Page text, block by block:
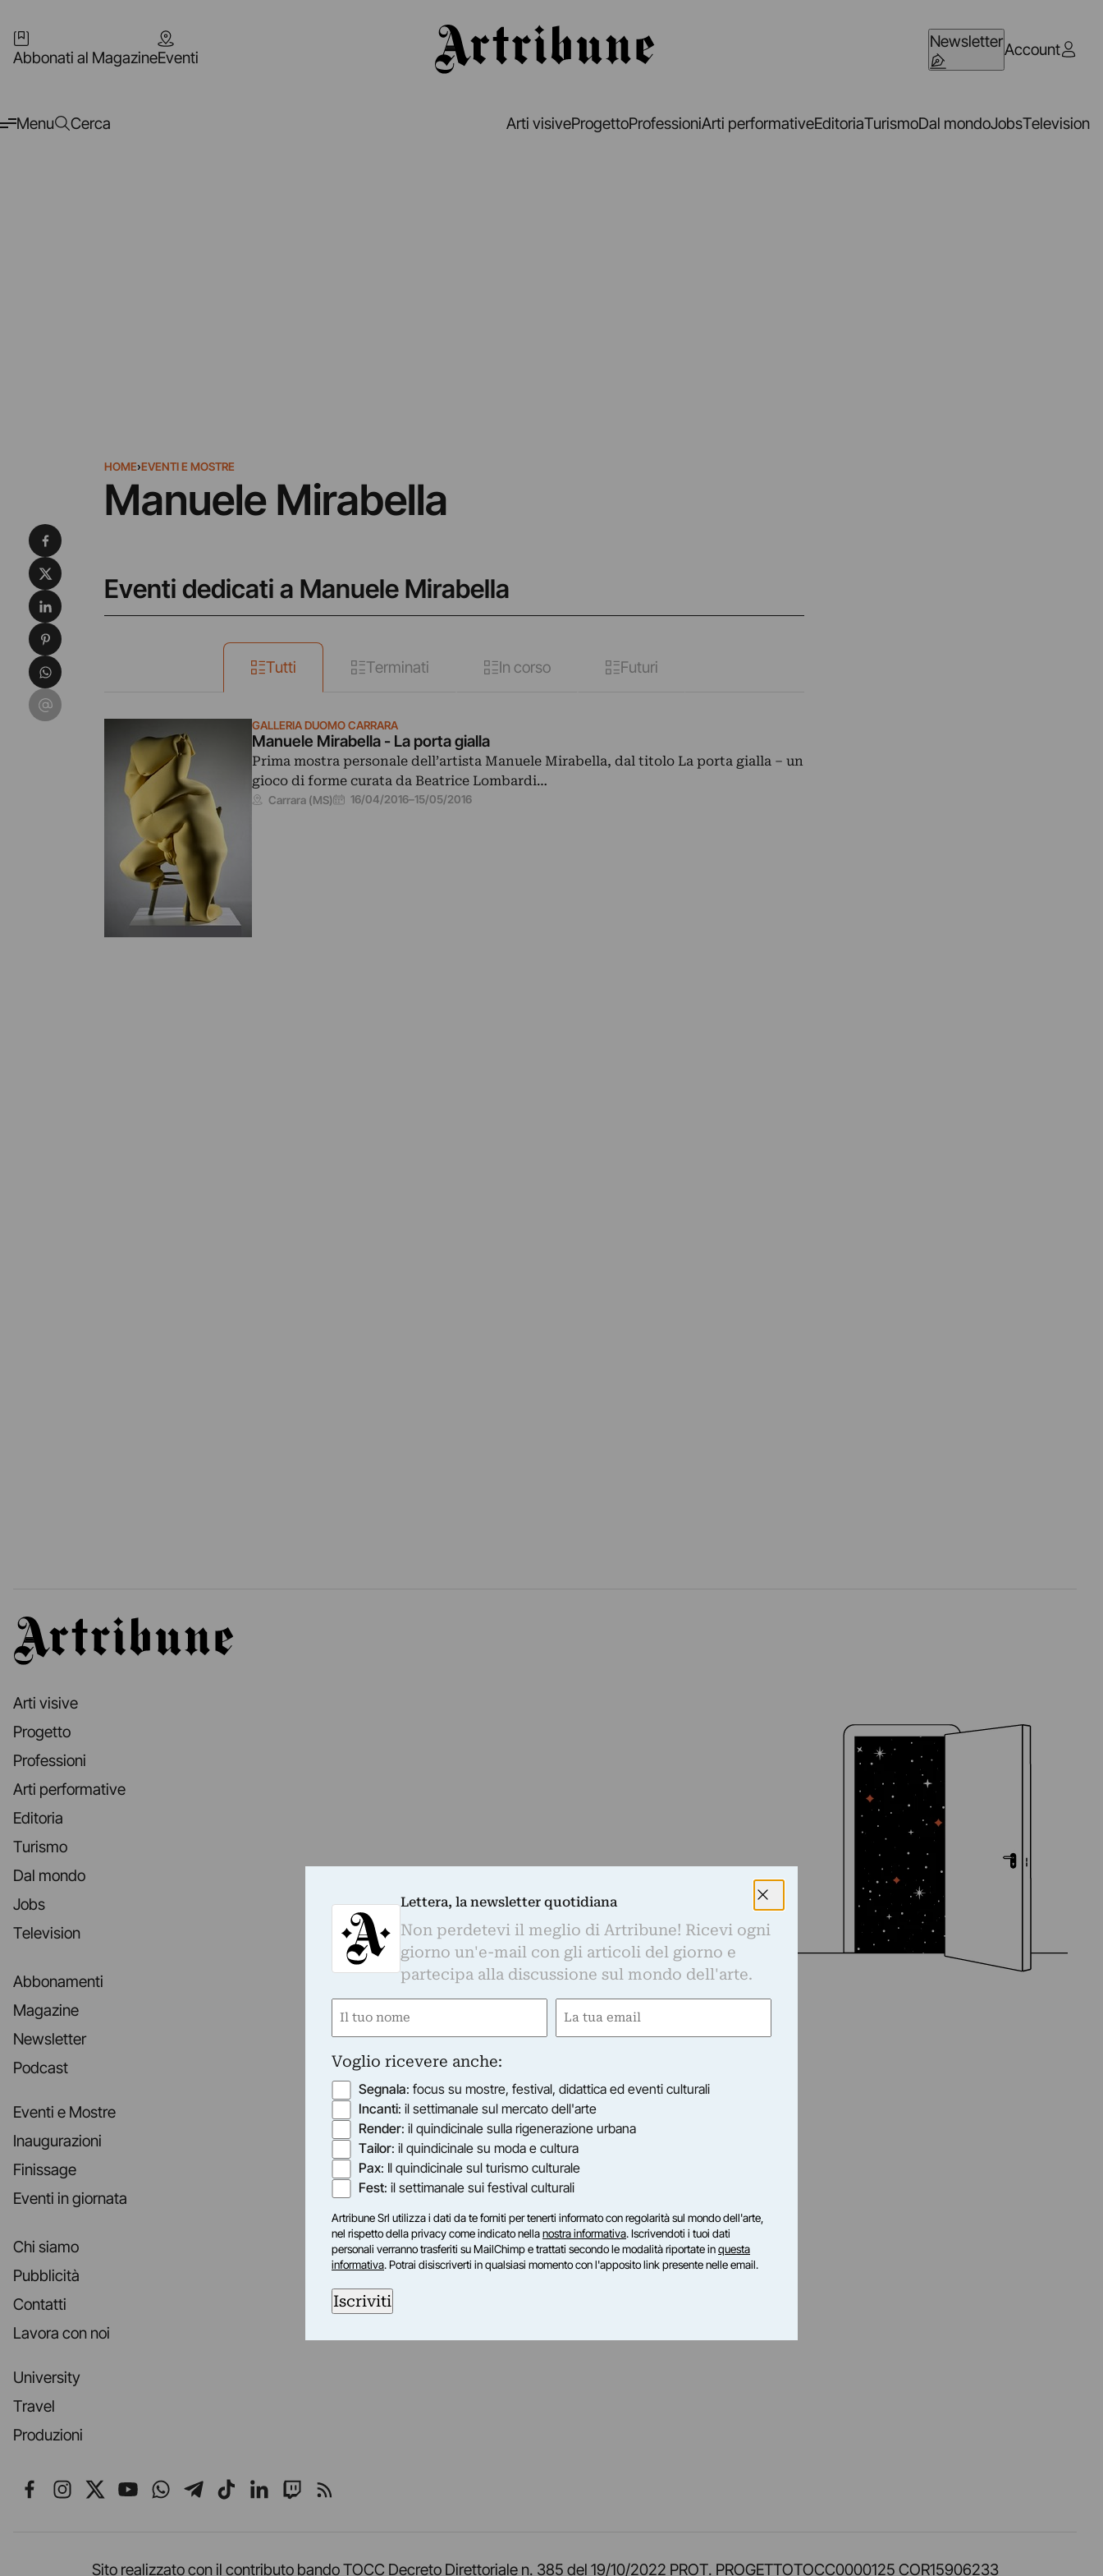
Abbonati al MagazineEventi
NewsletterAccount
Menu Cerca Arti visiveProgettoProfessioniArti performativeEditoriaTurismoDal mondoJobsTelevision
HOME›EVENTI E MOSTRE
Manuele Mirabella
Eventi dedicati a Manuele Mirabella
Tutti Terminati In corso Futuri
GALLERIA DUOMO CARRARA
Manuele Mirabella - La porta gialla
Prima mostra personale dell’artista Manuele Mirabella, dal titolo La porta gialla – un
gioco di forme curata da Beatrice Lombardi…
Carrara (MS) 16/04/2016–15/05/2016
Condividi su Facebook
Condividi su X
Condividi su LinkedIn
Condividi su Pinterest
Condividi su WhatsApp
Condividi su Email
Artribune
Arti visive
Progetto
Professioni
Arti performative
Editoria
Turismo
Dal mondo
Jobs
Television
Abbonamenti
Magazine
Newsletter
Podcast
Eventi e Mostre
Inaugurazioni
Finissage
Eventi in giornata
Chi siamo
Pubblicità
Contatti
Lavora con noi
University
Travel
Produzioni
Seguici su Facebook
Seguici su Instagram
Seguici su X
Seguici su YouTube
Seguici su WhatsApp
Seguici su Telegram
Seguici su TikTok
Seguici su LinkedIn
Seguici su Twitch
Seguici su Rss
Sito realizzato con il contributo bando TOCC Decreto Direttoriale n. 385 del 19/10/2022 PROT. PROGETTOTOCC0000125 COR15906233
Lettera, la newsletter quotidiana
Non perdetevi il meglio di Artribune! Ricevi ogni
giorno un'e-mail con gli articoli del giorno e
partecipa alla discussione sul mondo dell'arte.
Nome
Email
Voglio ricevere anche:
Segnala: focus su mostre, festival, didattica ed eventi culturali
Incanti: il settimanale sul mercato dell'arte
Render: il quindicinale sulla rigenerazione urbana
Tailor: il quindicinale su moda e cultura
Pax: Il quindicinale sul turismo culturale
Fest: il settimanale sui festival culturali
Artribune Srl utilizza i dati da te forniti per tenerti informato con regolarità sul mondo dell'arte,
nel rispetto della privacy come indicato nellanostra informativa. Iscrivendoti i tuoi dati
personali verranno trasferiti su MailChimp e trattati secondo le modalità riportate inquesta
informativa. Potrai disiscriverti in qualsiasi momento con l'apposito link presente nelle email.
Iscriviti